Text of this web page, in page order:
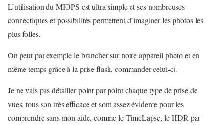
L’utilisation du MIOPS est ultra simple et ses nombreuses
connectiques et possibilités permettent d’imaginer les photos les
plus folles.
On peut par exemple le brancher sur notre appareil photo et en
même temps grâce à la prise flash, commander celui-ci.
Je ne vais pas détailler point par point chaque type de prise de
vues, tous son très efficace et sont assez évidente pour les
comprendre sans mon aide, comme le TimeLapse, le HDR par